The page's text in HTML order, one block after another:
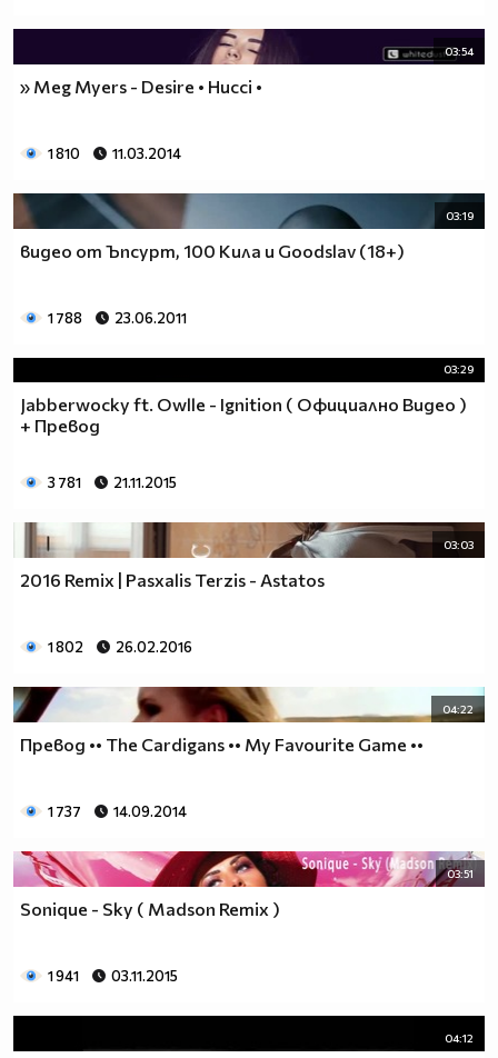
03:54
» Meg Myers - Desire • Hucci •
1 810 11.03.2014
03:19
видео от Ъпсурт, 100 Кила и Goodslav (18+)
1 788 23.06.2011
03:29
Jabberwocky ft. Owlle - Ignition ( Официално Видео )
+ Превод
3 781 21.11.2015
03:03
2016 Remix | Pasxalis Terzis - Astatos
1 802 26.02.2016
04:22
Превод •• The Cardigans •• My Favourite Game ••
1 737 14.09.2014
03:51
Sonique - Sky ( Madson Remix )
1 941 03.11.2015
04:12